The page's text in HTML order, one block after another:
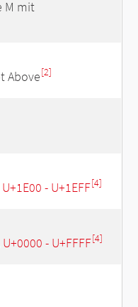
M mit
Above[2]
- U+1EFF[4]
- U+FFFF[4]